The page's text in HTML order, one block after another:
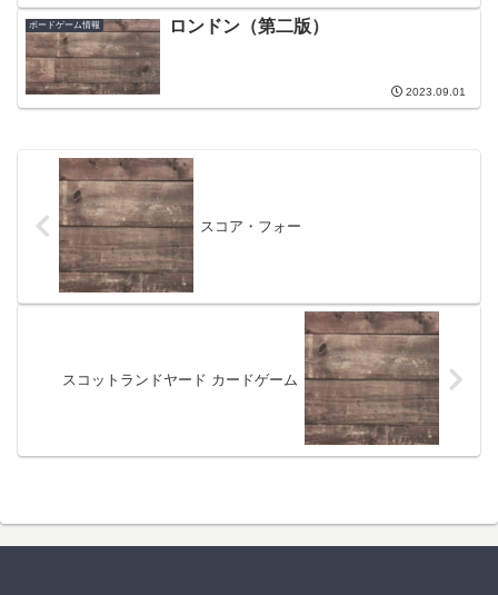
ボードゲーム情報 ロンドン（第二版）
2023.09.01
スコア・フォー
スコットランドヤード カードゲーム